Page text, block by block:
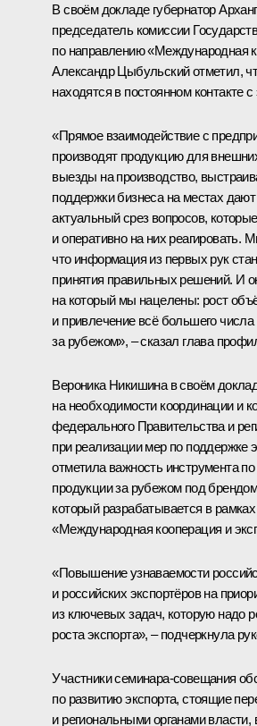
В своём докладе губернатор
председатель комиссии
по направлению «Международная
Александр Цыбульскийотметил,
находятся в постоянном контакте
«Прямое взаимодействие с
производят продукцию для
выезды на производство,
поддержки бизнеса на местах
актуальный срез вопросов,
и оперативно на них реагировать.
что информация из первых рук
принятия правильных решений. И
на который мы нацелены: рост
и привлечение всё большего
за рубежом», – сказал глава
Вероника Никишина в своём
на необходимости координации и
федерального Правительства и
при реализации мер по поддержке
отметила важность инструмента
продукции за рубежом под
который разрабатывается в
«Международная кооперация и
«Повышение узнаваемости
и российских экспортёров на
из ключевых задач, которую надо
роста экспорта», – подчеркнула
Участники семинара-совещания
по развитию экспорта, стоящие
и региональными органами